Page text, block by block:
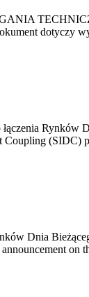
dotyczy
Rynków
(SIDC)
Dnia
on